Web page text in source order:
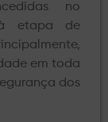
no
à etapa de
em toda
dos